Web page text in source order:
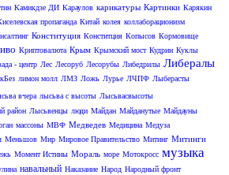
Камикдзе ДИ Караулов карикатуры Картинки Карякин
пропаганда Китай колея коллаборационизм
Конституция Конститция Копысов Кормовище
Криптовалюта Крым Крымский мост Кудрин Куклы
- центр Лес Лесоруб Лесорубы Либедрилы Либералы
лимон молл ЛМЗ Ложь Лурье ЛЧПФ Лыберасты
вчера лысьва с высоты Лысьвасвысоты
район Лысьвенцы люди Майдан Майданутые Майдауны
массоны МВФ Медведев Медицина Медуза
Меньшов Мир Мировое Правительство Митинг Митинги
Момент Истины Мораль море Мотокросс музыка
навальный Наказание Народ Народный фронт